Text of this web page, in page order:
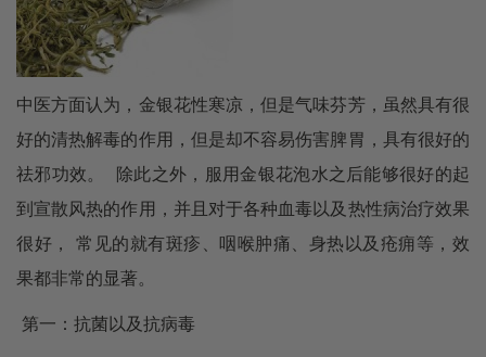
中医方面认为，金银花性寒凉，但是气味芬芳，虽然具有很
好的清热解毒的作用，但是却不容易伤害脾胃，具有很好的
祛邪功效。
除此之外，服用金银花泡水之后能够很好的起
到宣散风热的作用，并且对于各种血毒以及热性病治疗效果
很好，
常见的就有斑疹、咽喉肿痛、身热以及疮痈等，效
果都非常的显著。
第一：抗菌以及抗病毒